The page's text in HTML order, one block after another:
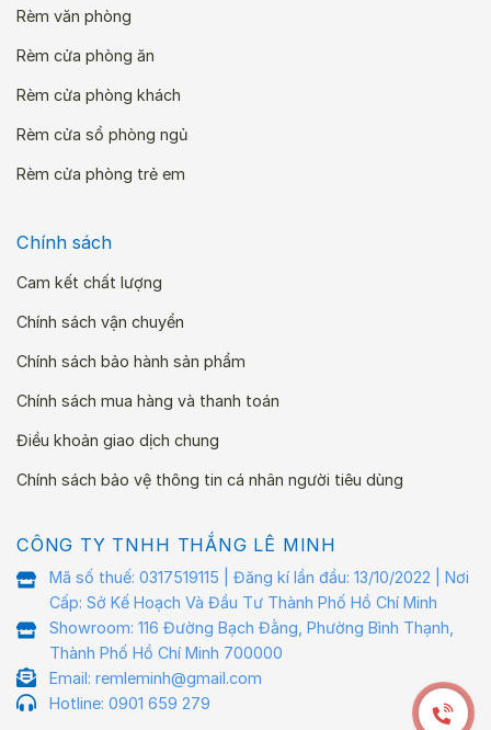
Rèm văn phòng
Rèm cửa phòng ăn
Rèm cửa phòng khách
Rèm cửa sổ phòng ngủ
Rèm cửa phòng trẻ em
Chính sách
Cam kết chất lượng
Chính sách vận chuyển
Chính sách bảo hành sản phẩm
Chính sách mua hàng và thanh toán
Điều khoản giao dịch chung
Chính sách bảo vệ thông tin cá nhân người tiêu dùng
CÔNG TY TNHH THẮNG LÊ MINH
Mã số thuế: 0317519115 | Đăng kí lần đầu: 13/10/2022 | Nơi
Cấp: Sở Kế Hoạch Và Đầu Tư Thành Phố Hồ Chí Minh
Showroom: 116 Đường Bạch Đằng, Phường Bình Thạnh,
Thành Phố Hồ Chí Minh 700000
Email: remleminh@gmail.com
Hotline: 0901 659 279